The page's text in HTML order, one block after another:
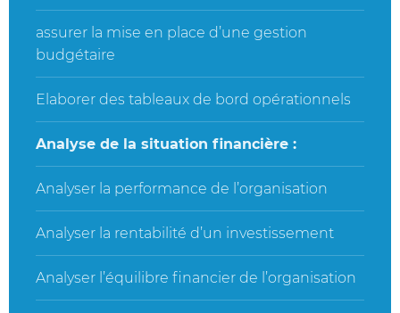
assurer la mise en place d’une gestion
budgétaire
Elaborer des tableaux de bord opérationnels
Analyse de la situation financière :
Analyser la performance de l’organisation
Analyser la rentabilité d’un investissement
Analyser l’équilibre financier de l’organisation